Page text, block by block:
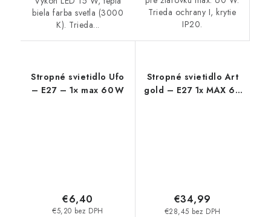
biela farba svetla (3000
K). Trieda...
Trieda ochrany I, krytie
IP20.
Stropné svietidlo Ufo
– E27 – 1× max 60 W
€5,20 bez DPH
€6,40
Stropné svietidlo Art
gold – E27 1x MAX 60
€28,45 bez DPH
€34,99